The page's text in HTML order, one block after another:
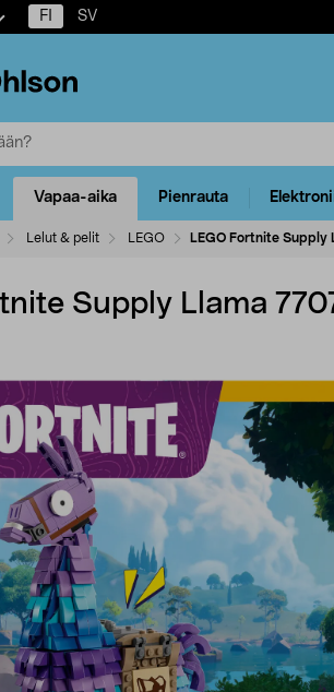
FI SV
Vapaa-aika Pienrauta
Lelut & pelit LEGO LEGO Fortnite Supply
Supply Llama